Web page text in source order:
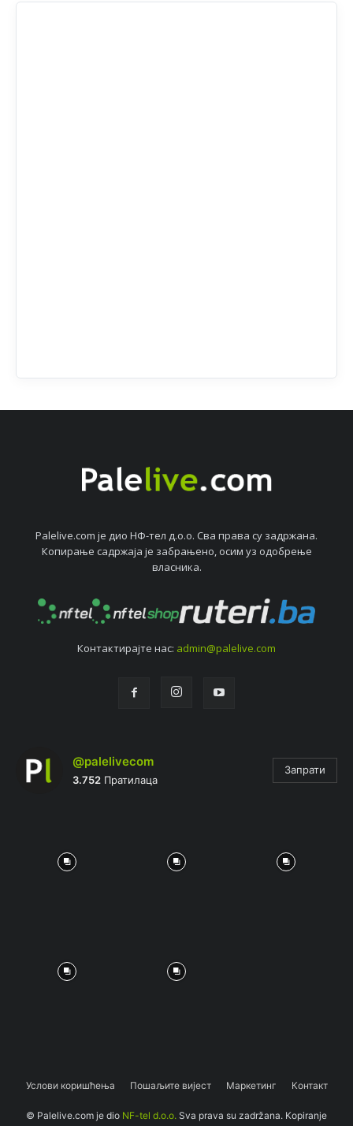
Palelive.com јe дио НФ-тeл д.о.о. Сва права су задржана.
Копирањe садржаја јe забрањeно, осим уз одобрeњe
власника.
Контактирајтe нас: admin@palelive.com
@palelivecom
3.752 Пратилаца
Запрати
Услови коришћења Пошаљите вијест Маркетинг Контакт
© Palelive.com je dio NF-tel d.o.o. Sva prava su zadržana. Kopiranje